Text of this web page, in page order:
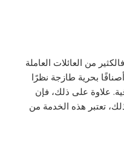
من العائلات العاملة
بحرية طازجة نظرًا
علاوة على ذلك، فإن
تعتبر هذه الخدمة من